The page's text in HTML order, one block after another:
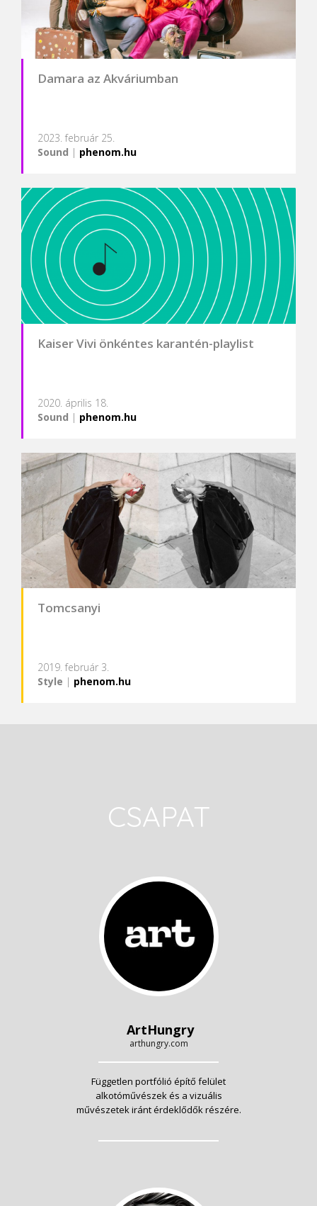
Damara az Akváriumban
2023. február 25.
Sound | phenom.hu
Kaiser Vivi önkéntes karantén-playlist
2020. április 18.
Sound | phenom.hu
Tomcsanyi
2019. február 3.
Style | phenom.hu
CSAPAT
ArtHungry
arthungry.com
Független portfólió építő felület
alkotóművészek és a vizuális
művészetek iránt érdeklődők részére.